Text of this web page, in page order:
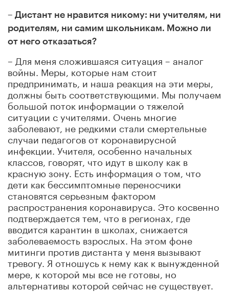
– Дистант не нравится никому: ни учителям, ни
родителям, ни самим школьникам. Можно ли
от него отказаться?
– Для меня сложившаяся ситуация – аналог
войны. Меры, которые нам стоит
предпринимать, и наша реакция на эти меры,
должны быть соответствующими. Мы получаем
большой поток информации о тяжелой
ситуации с учителями. Очень многие
заболевают, не редкими стали смертельные
случаи педагогов от коронавирусной
инфекции. Учителя, особенно начальных
классов, говорят, что идут в школу как в
красную зону. Есть информация о том, что
дети как бессимптомные переносчики
становятся серьезным фактором
распространения коронавируса. Это косвенно
подтверждается тем, что в регионах, где
вводится карантин в школах, снижается
заболеваемость взрослых. На этом фоне
митинги против дистанта у меня вызывают
тревогу. Я отношусь к нему как к вынужденной
мере, к которой мы все не готовы, но
альтернативы которой сейчас не существует.